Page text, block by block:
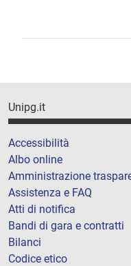
Unipg.it
Accessibilità
Albo online
Amministrazione
Assistenza e FAQ
Atti di notifica
Bandi di gara e contratti
Bilanci
Codice etico